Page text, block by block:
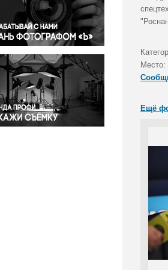
Правосудие
Происшествия и конфликты
Религия
Светская жизнь
Спорт
Экология
Экономика и бизнес
Место:
Ещё